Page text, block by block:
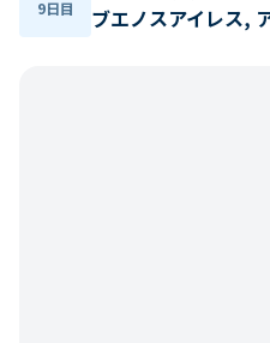
9日目 ブエノスアイレス,